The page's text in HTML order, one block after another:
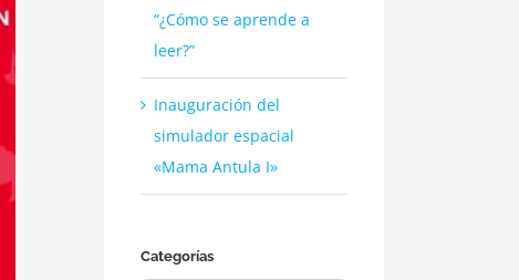
“¿Cómo se aprende a
leer?”
Inauguración del
simulador espacial
«Mama Antula I»
Categorías